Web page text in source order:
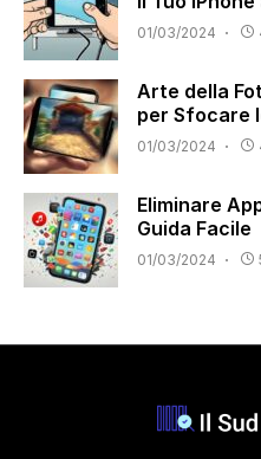
01/03/2024
Arte della
per Sfocare
01/03/2024
Eliminare
Guida Facile
01/03/2024